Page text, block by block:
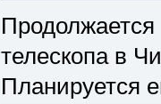
Продолжается
телескопа в
Планируется